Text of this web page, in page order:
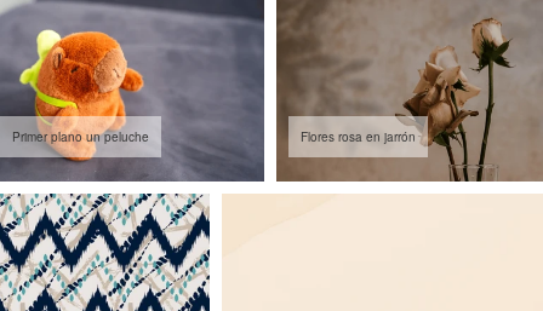
Primer plano un peluche Flores rosa en jarrón